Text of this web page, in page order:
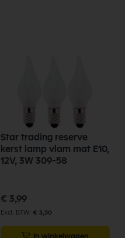
Star trading reserve
kerst lamp vlam mat E10,
12V, 3W 309-58
€ 3,99
€ 3,30
In winkelwagen